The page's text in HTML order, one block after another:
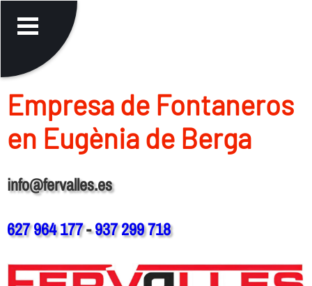
Empresa de Fontaneros
en Eugènia de Berga
info@fervalles.es
627 964 177-937 299 718